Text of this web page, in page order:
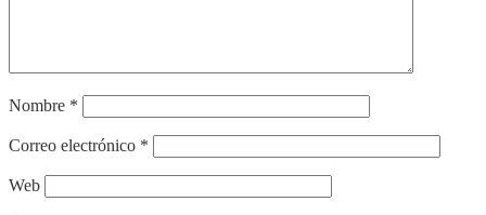
Nombre *
Correo electrónico *
Web